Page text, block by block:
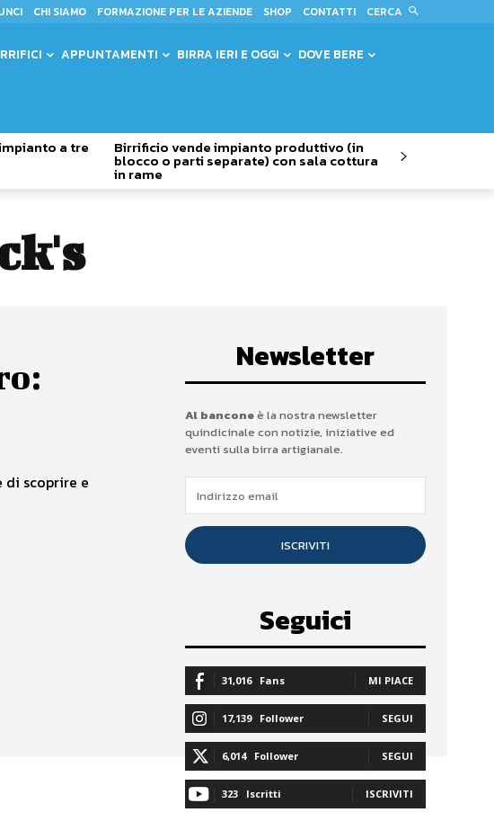
CHI SIAMO FORMAZIONE PER LE AZIENDE SHOP CONTATTI CERCA
APPUNTAMENTI BIRRA IERI E OGGI DOVE BERE
a tre Birrificio vende impianto produttivo (in
blocco o parti separate) con sala cottura
in rame
di scoprire e
Newsletter
Al banconeè la nostra newsletter
quindicinale con notizie, iniziative ed
eventi sulla birra artigianale.
ISCRIVITI
Seguici
31,016 Fans MI PIACE
17,139 Follower SEGUI
6,014 Follower SEGUI
323 Iscritti ISCRIVITI